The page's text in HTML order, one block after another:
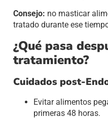
Consejo: no masticar
tratado durante ese
¿Qué pasa
tratamiento?
Cuidados post-
Evitar alimentos
primeras 48 horas.